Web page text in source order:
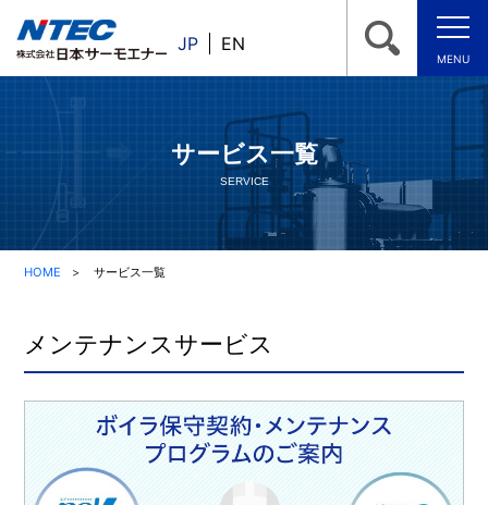
MENU
JP EN
サービス一覧
SERVICE
HOME サービス一覧
メンテナンスサービス